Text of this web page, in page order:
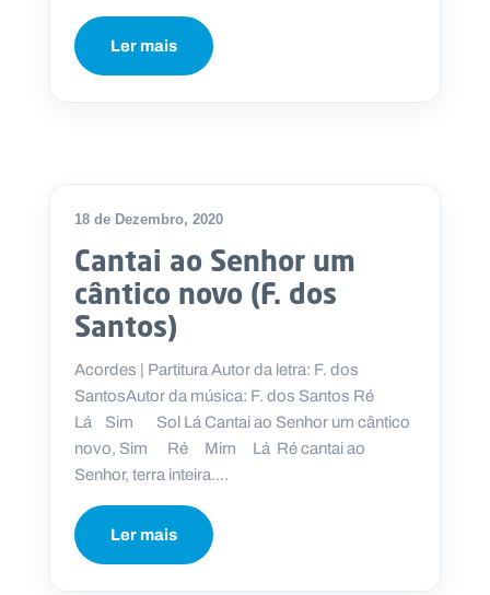
Ler mais
18 de Dezembro, 2020
Cantai ao Senhor um
cântico novo (F. dos
Santos)
Acordes | Partitura Autor da letra: F. dos
SantosAutor da música: F. dos Santos Ré
Lá Sim Sol Lá Cantai ao Senhor um cântico
novo, Sim Ré Mim Lá Ré cantai ao
Senhor, terra inteira....
Ler mais